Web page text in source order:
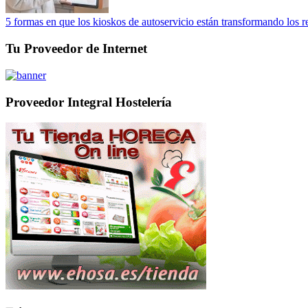
5 formas en que los kioskos de autoservicio están transformando los
Tu Proveedor de Internet
Proveedor Integral Hostelería